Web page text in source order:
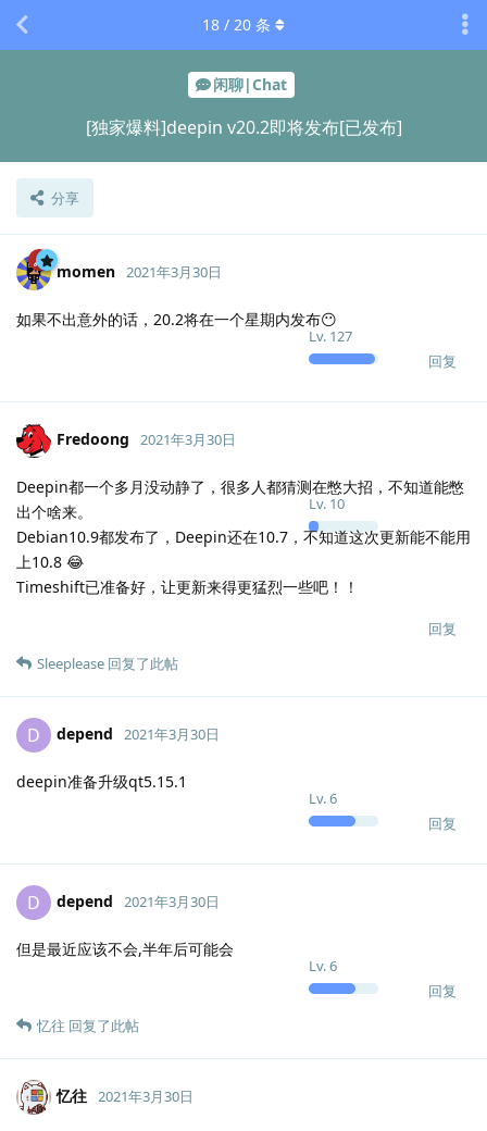
闲聊|Chat
[独家爆料]deepin v20.2即将发布[已发布]
分享
18 / 20 条
momen
Lv. 127
2021年3月30日
如果不出意外的话，20.2将在一个星期内发布😶
回复
Fredoong
Lv. 10
2021年3月30日
Deepin都一个多月没动静了，很多人都猜测在憋大招，不知道能憋
出个啥来。
Debian10.9都发布了，Deepin还在10.7，不知道这次更新能不能用
上10.8 😂
Timeshift已准备好，让更新来得更猛烈一些吧！！
回复
Sleeplease 回复了此帖
D depend
Lv.6
2021年3月30日
deepin准备升级qt5.15.1
回复
D depend
Lv.6
2021年3月30日
但是最近应该不会,半年后可能会
回复
忆往 回复了此帖
忆往 2021年3月30日